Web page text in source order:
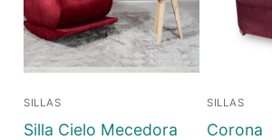
SILLAS
Silla Cielo Mecedora
SILLAS
Corona